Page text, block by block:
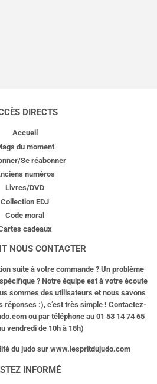
DIRECTS
Accueil
du moment
Se réabonner
numéros
Livres/DVD
Collection EDJ
Code moral
cadeaux
NOUS CONTACTER
suite à votre commande ? Un problème
? Notre équipe est à votre écoute
sommes des utilisateurs et nous savons
réponses :), c’est très simple ! Contactez-
ou par téléphone au 01 53 14 74 65
vendredi de 10h à 18h)
du judo sur www.lespritdujudo.com
INFORMÉ